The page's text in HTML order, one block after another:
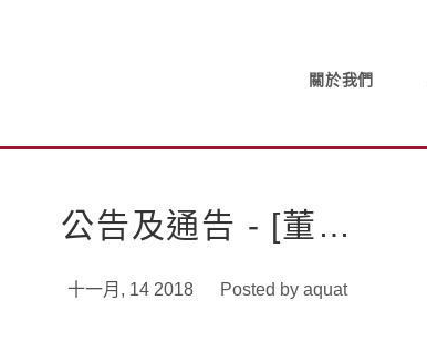
關於我們
公告及通告 - [董…
十一月, 14 2018 Posted by aquat